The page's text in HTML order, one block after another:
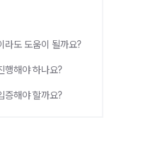
라도 도움이 될까요?
행해야 하나요?
증해야 할까요?